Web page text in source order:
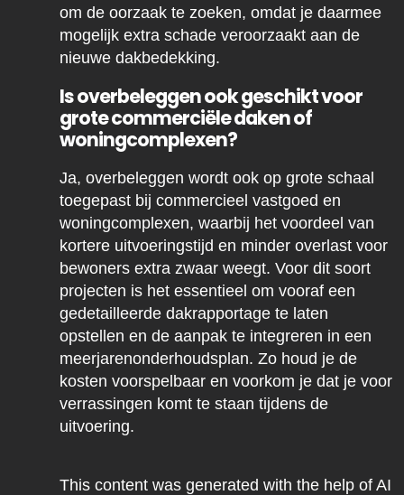
om de oorzaak te zoeken, omdat je daarmee
mogelijk extra schade veroorzaakt aan de
nieuwe dakbedekking.
Is overbeleggen ook geschikt voor
grote commerciële daken of
woningcomplexen?
Ja, overbeleggen wordt ook op grote schaal
toegepast bij commercieel vastgoed en
woningcomplexen, waarbij het voordeel van
kortere uitvoeringstijd en minder overlast voor
bewoners extra zwaar weegt. Voor dit soort
projecten is het essentieel om vooraf een
gedetailleerde dakrapportage te laten
opstellen en de aanpak te integreren in een
meerjarenonderhoudsplan. Zo houd je de
kosten voorspelbaar en voorkom je dat je voor
verrassingen komt te staan tijdens de
uitvoering.
This content was generated with the help of AI